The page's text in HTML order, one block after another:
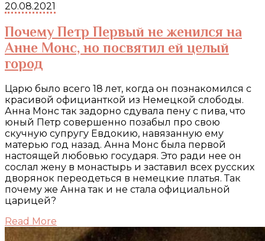
20.08.2021
Почему Петр Первый не женился на
Анне Монс, но посвятил ей целый
город
Царю было всего 18 лет, когда он познакомился с
красивой официанткой из Немецкой слободы.
Анна Монс так задорно сдувала пену с пива, что
юный Петр совершенно позабыл про свою
скучную супругу Евдокию, навязанную ему
матерью год назад. Анна Монс была первой
настоящей любовью государя. Это ради нее он
сослал жену в монастырь и заставил всех русских
дворянок переодеться в немецкие платья. Так
почему же Анна так и не стала официальной
царицей?
Read More